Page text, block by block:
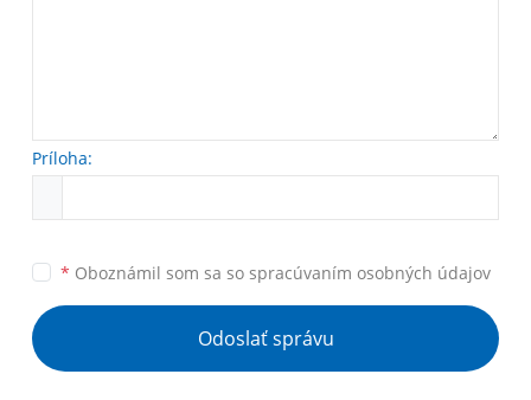
Príloha:
* Oboznámil som sa so spracúvaním osobných údajov
Odoslať správu